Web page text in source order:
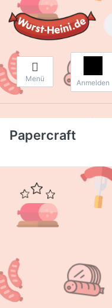
Menü Anmelden
Papercraft